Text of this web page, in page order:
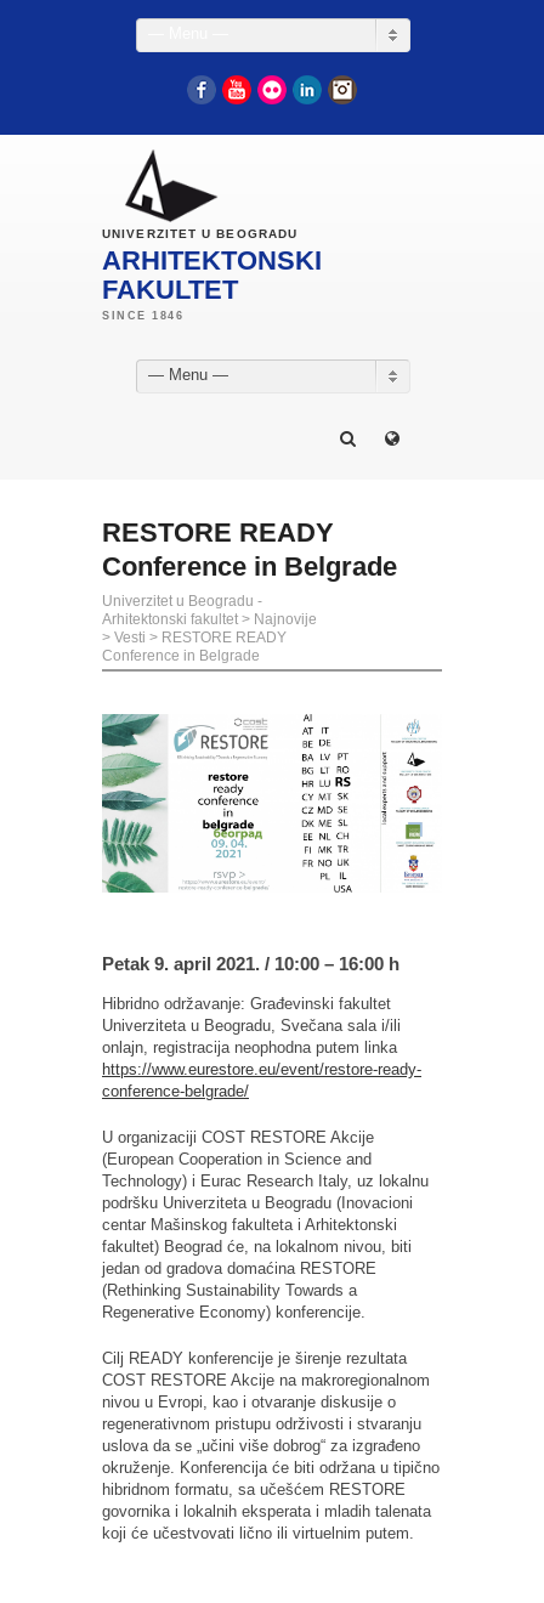
FacebookYouTube
Flickr LinkedIn
UNIVERZITET U BEOGRADU
ARHITEKTONSKI
FAKULTET
— Menu —
RESTORE READY
Conference in Belgrade
Univerzitet u Beogradu -
Arhitektonski fakultet > Najnovije
> Vesti > RESTORE READY
Conference in Belgrade
Petak 9. april 2021. / 10:00 – 16:00 h
Hibridno održavanje: Građevinski fakultet
Univerziteta u Beogradu, Svečana sala i/ili
onlajn, registracija neophodna putem linka
https://www.eurestore.eu/event/restore-ready-
conference-belgrade/
U organizaciji COST RESTORE Akcije
(European Cooperation in Science and
Technology) i Eurac Research Italy, uz lokalnu
podršku Univerziteta u Beogradu (Inovacioni
centar Mašinskog fakulteta i Arhitektonski
fakultet) Beograd će, na lokalnom nivou, biti
jedan od gradova domaćina RESTORE
(Rethinking Sustainability Towards a
Regenerative Economy) konferencije.
Cilj READY konferencije je širenje rezultata
COST RESTORE Akcije na makroregionalnom
nivou u Evropi, kao i otvaranje diskusije o
regenerativnom pristupu održivosti i stvaranju
uslova da se „učini više dobrog“ za izgrađeno
okruženje. Konferencija će biti održana u tipično
hibridnom formatu, sa učešćem RESTORE
govornika i lokalnih eksperata i mladih talenata
koji će učestvovati lično ili virtuelnim putem.